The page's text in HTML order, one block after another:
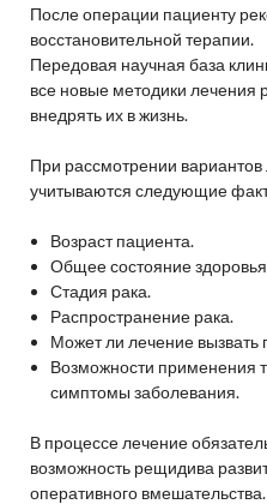
После операции пациенту
восстановительной терапии.
Передовая научная база
все новые методики лечения
внедрять их в жизнь.
При рассмотрении вариантов
учитываются следующие
Возраст пациента.
Общее состояние
Стадия рака.
Распространение рака.
Может ли лечение
Возможности применения
симптомы заболевания.
В процессе лечение
возможность рещидива
оперативного